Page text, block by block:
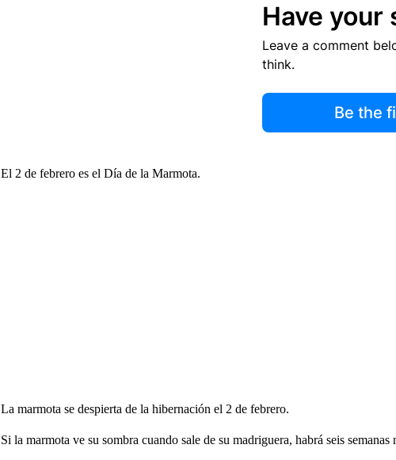
Have your
Leave a comment
think.
Be the
El 2 de febrero es el Día de la Marmota.
La marmota se despierta de la hibernación el 2 de febrero.
Si la marmota ve su sombra cuando sale de su madriguera, habrá seis semanas